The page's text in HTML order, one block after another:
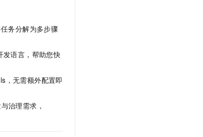
务分解为多步骤
发语言，帮助您快
，无需额外配置即
治理需求，
编程平台
企业级人与Agent协作平台，接入和调度多个数字员工
台
，让客服更高效、服务更出色。